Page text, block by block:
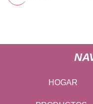
HOGAR